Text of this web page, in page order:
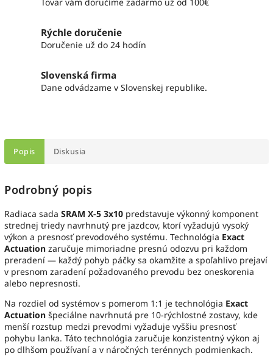
Rýchle doručenie
Doručenie už do 24 hodín
Slovenská firma
Dane odvádzame v Slovenskej republike.
Popis Diskusia
Podrobný popis
Radiaca sada SRAM X-5 3x10 predstavuje výkonný komponent
strednej triedy navrhnutý pre jazdcov, ktorí vyžadujú vysoký
výkon a presnosť prevodového systému. Technológia Exact
Actuation zaručuje mimoriadne presnú odozvu pri každom
preradení — každý pohyb páčky sa okamžite a spoľahlivo prejaví
v presnom zaradení požadovaného prevodu bez oneskorenia
alebo nepresnosti.
Na rozdiel od systémov s pomerom 1:1 je technológia Exact
Actuation špeciálne navrhnutá pre 10-rýchlostné zostavy, kde
menší rozstup medzi prevodmi vyžaduje vyššiu presnosť
pohybu lanka. Táto technológia zaručuje konzistentný výkon aj
po dlhšom používaní a v náročných terénnych podmienkach.